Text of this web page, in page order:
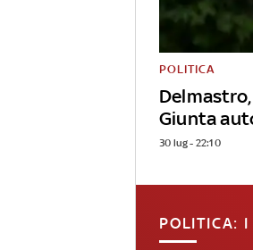
Giunta
POLITICA
30 lug - 22:10
POLITICA: